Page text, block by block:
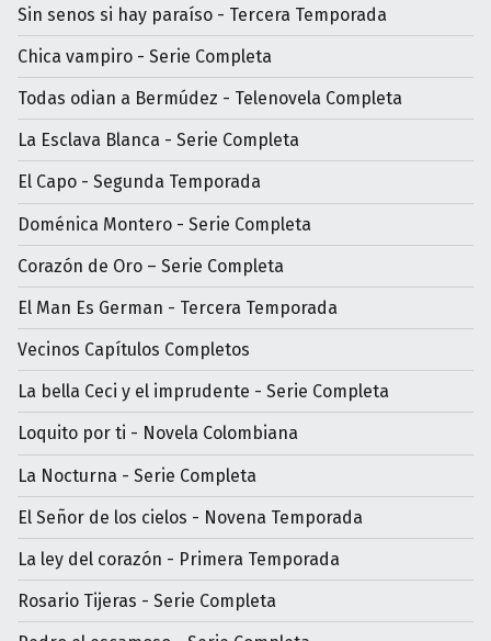
Sin senos si hay paraíso - Tercera Temporada
Chica vampiro - Serie Completa
Todas odian a Bermúdez - Telenovela Completa
La Esclava Blanca - Serie Completa
El Capo - Segunda Temporada
Doménica Montero - Serie Completa
Corazón de Oro – Serie Completa
El Man Es German - Tercera Temporada
Vecinos Capítulos Completos
La bella Ceci y el imprudente - Serie Completa
Loquito por ti - Novela Colombiana
La Nocturna - Serie Completa
El Señor de los cielos - Novena Temporada
La ley del corazón - Primera Temporada
Rosario Tijeras - Serie Completa